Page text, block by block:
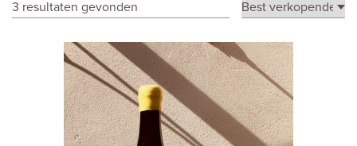
3 resultaten gevonden